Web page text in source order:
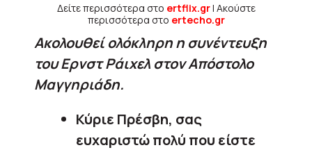
Δείτε περισσότερα στο ertflix.gr| Ακούστε
περισσότερα στο ertecho.gr
Ακολουθεί ολόκληρη η συνέντευξη
του Ερνστ Ράιχελ στον Απόστολο
Μαγγηριάδη.
Κύριε Πρέσβη, σας
ευχαριστώ πολύ που είστε